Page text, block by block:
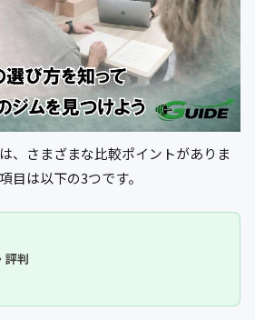
、さまざまな比較ポイントがありま
目は以下の3つです。
評判